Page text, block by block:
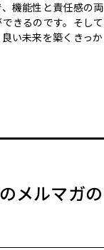
機能性と責任感の
きるのです。そし
い未来を築くきっ
メルマガ